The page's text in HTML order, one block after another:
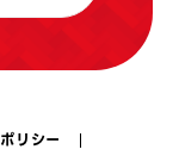
リシー